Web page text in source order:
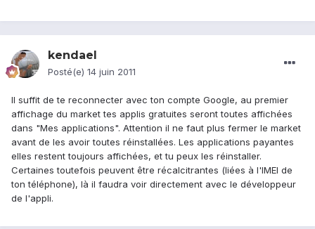
kendael
Posté(e) 14 juin 2011
Il suffit de te reconnecter avec ton compte Google, au premier
affichage du market tes applis gratuites seront toutes affichées
dans "Mes applications". Attention il ne faut plus fermer le market
avant de les avoir toutes réinstallées. Les applications payantes
elles restent toujours affichées, et tu peux les réinstaller.
Certaines toutefois peuvent être récalcitrantes (liées à l'IMEI de
ton téléphone), là il faudra voir directement avec le développeur
de l'appli.